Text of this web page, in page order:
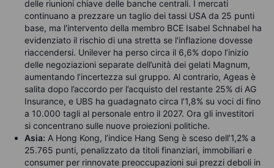
delle riunioni chiave delle banche centrali. I mercati
continuano a prezzare un taglio dei tassi USA da 25 punti
base, ma l'intervento della membro BCE Isabel Schnabel ha
evidenziato il rischio di una stretta se l'inflazione dovesse
riaccendersi. Unilever ha perso circa il 6,6% dopo l’inizio
delle negoziazioni separate dell’unità dei gelati Magnum,
aumentando l’incertezza sul gruppo. Al contrario, Ageas è
salita dopo l’accordo per l’acquisto del restante 25% di AG
Insurance, e UBS ha guadagnato circa l’1,8% su voci di fino
a 10.000 tagli al personale entro il 2027. Ora gli investitori
si concentrano sulle nuove proiezioni politiche.
Asia: A Hong Kong, l’indice Hang Seng è sceso dell’1,2% a
25.765 punti, penalizzato da titoli finanziari, immobiliari e
consumer per rinnovate preoccupazioni sui prezzi deboli in